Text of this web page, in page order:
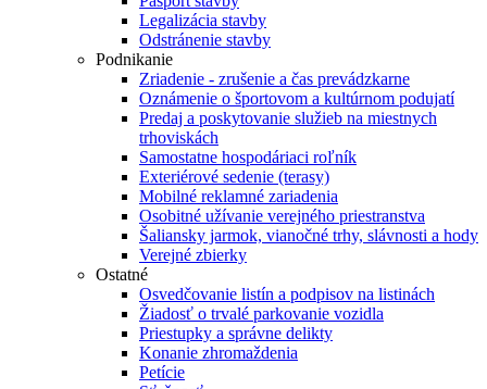
Legalizácia stavby
Odstránenie stavby
Podnikanie
Zriadenie - zrušenie a čas prevádzkarne
Oznámenie o športovom a kultúrnom podujatí
Predaj a poskytovanie služieb na miestnych
trhoviskách
Samostatne hospodáriaci roľník
Exteriérové sedenie (terasy)
Mobilné reklamné zariadenia
Osobitné užívanie verejného priestranstva
Šaliansky jarmok, vianočné trhy, slávnosti a hody
Verejné zbierky
Ostatné
Osvedčovanie listín a podpisov na listinách
Žiadosť o trvalé parkovanie vozidla
Priestupky a správne delikty
Konanie zhromaždenia
Petície